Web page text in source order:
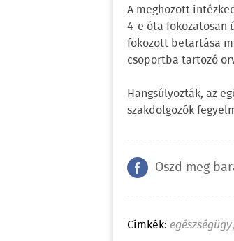
A meghozott
4-e óta fokozatosan
fokozott betartása
csoportba tartozó
Hangsúlyozták, az
szakdolgozók
Oszd meg
Címkék: egészségügy,